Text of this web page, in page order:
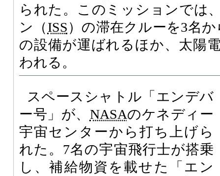
られた。このミッションでは
ン（ISS）の滞在クルーを3名
の設備が運ばれるほか、太陽
われる。
スペースシャトル「エンデバ
ー号」が、 NASAのケネディー
宇宙センターから打ち上げら
れた。7名の宇宙飛行士が搭乗
し、補給物資を載せた「エン